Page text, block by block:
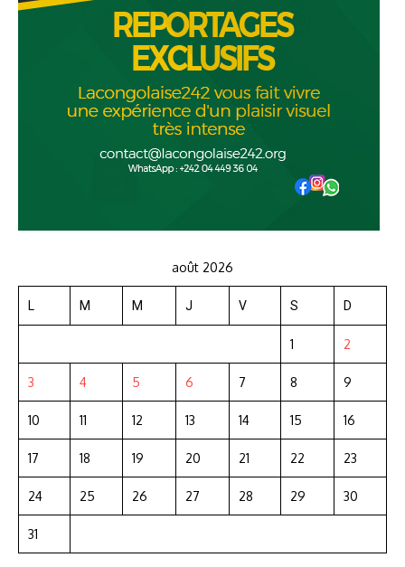
août 2026
L M M J V S D
1 2
3 4 5 6 7 8 9
10 11 12 13 14 15 16
17 18 19 20 21 22 23
24 25 26 27 28 29 30
31